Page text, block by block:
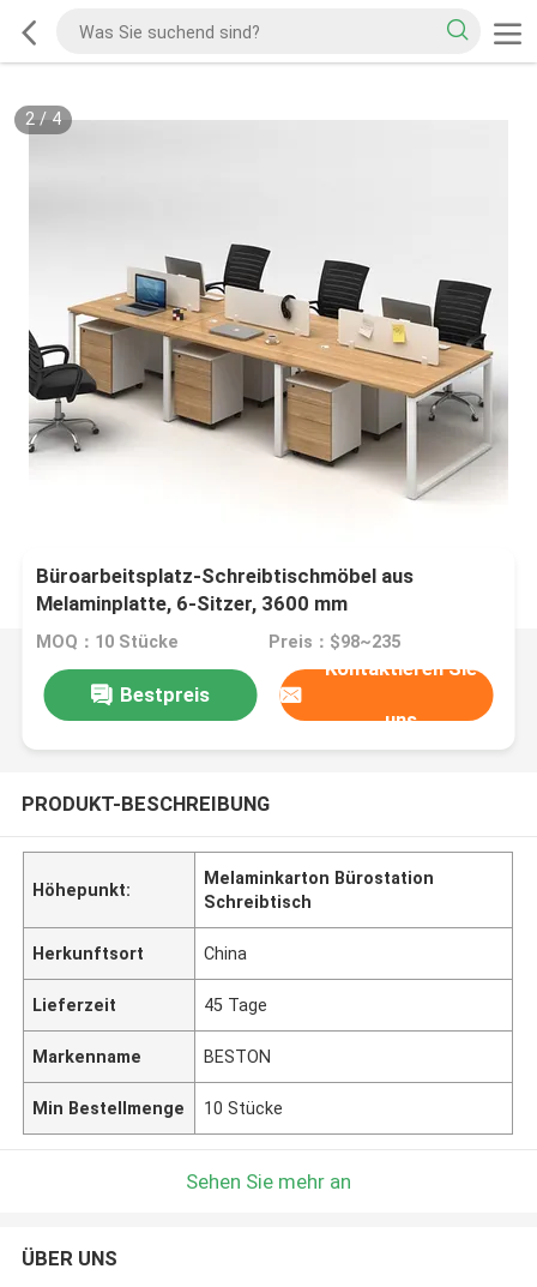
2/ 4
Büroarbeitsplatz-Schreibtischmöbel aus
Melaminplatte, 6-Sitzer, 3600 mm
MOQ：10 Stücke Preis：$98~235
Bestpreis
Kontaktieren Sie
uns
PRODUKT-BESCHREIBUNG
Höhepunkt:
Melaminkarton Bürostation
Schreibtisch
Herkunftsort China
Lieferzeit 45 Tage
Markenname BESTON
Min Bestellmenge 10 Stücke
Sehen Sie mehr an
ÜBER UNS